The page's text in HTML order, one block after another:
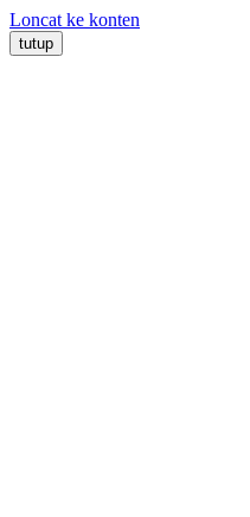
Loncat ke konten
tutup